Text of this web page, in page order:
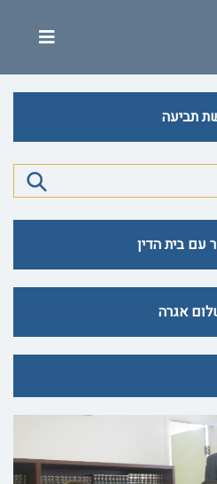
תביעה
עם בית הדין
אגרה